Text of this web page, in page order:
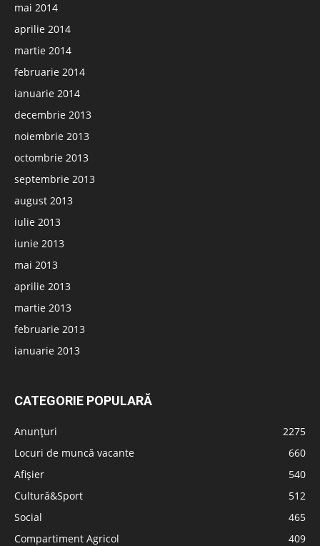
mai 2014
aprilie 2014
martie 2014
februarie 2014
ianuarie 2014
decembrie 2013
noiembrie 2013
octombrie 2013
septembrie 2013
august 2013
iulie 2013
iunie 2013
mai 2013
aprilie 2013
martie 2013
februarie 2013
ianuarie 2013
CATEGORIE POPULARĂ
Anunțuri
2275
Locuri de muncă vacante
660
Afișier
540
Cultură&Sport
512
Social
465
Compartiment Agricol
409